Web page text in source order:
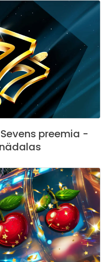
preemia -